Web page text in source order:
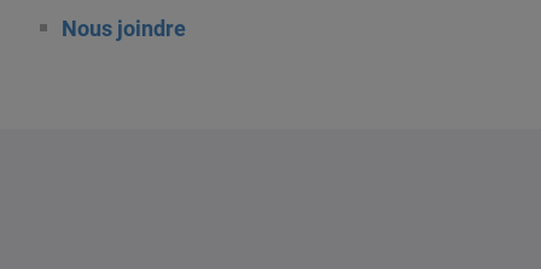
Nous joindre